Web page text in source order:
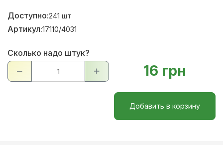
Доступно:241 шт
Артикул:17110/4031
Сколько надо штук?
16 грн
Добавить в корзину